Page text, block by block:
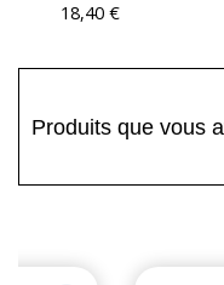
18,40 €
Produits que vous